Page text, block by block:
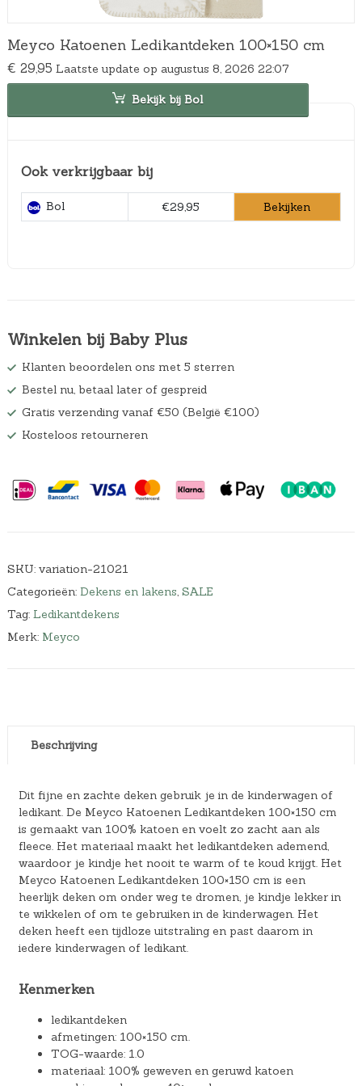
Meyco Katoenen Ledikantdeken 100×150 cm
€ 29,95 Laatste update op augustus 8, 2026 22:07
Bekijk bij Bol
Ook verkrijgbaar bij
Bol €29,95 Bekijken
Winkelen bij Baby Plus
Klanten beoordelen ons met 5 sterren
Bestel nu, betaal later of gespreid
Gratis verzending vanaf €50 (België €100)
Kosteloos retourneren
SKU: variation-21021
Categorieën: Dekens en lakens, SALE
Tag: Ledikantdekens
Merk: Meyco
Beschrijving
Dit fijne en zachte deken gebruik je in de kinderwagen of
ledikant. De Meyco Katoenen Ledikantdeken 100×150 cm
is gemaakt van 100% katoen en voelt zo zacht aan als
fleece. Het materiaal maakt het ledikantdeken ademend,
waardoor je kindje het nooit te warm of te koud krijgt. Het
Meyco Katoenen Ledikantdeken 100×150 cm is een
heerlijk deken om onder weg te dromen, je kindje lekker in
te wikkelen of om te gebruiken in de kinderwagen. Het
deken heeft een tijdloze uitstraling en past daarom in
iedere kinderwagen of ledikant.
Kenmerken
ledikantdeken
afmetingen: 100×150 cm.
TOG-waarde: 1.0
materiaal: 100% geweven en geruwd katoen